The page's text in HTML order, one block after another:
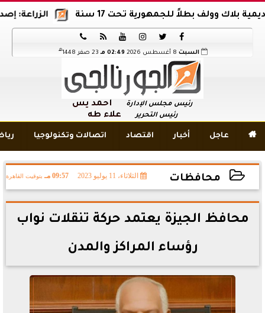
الزراعة: إصدار 12 ألف موافقة وتصريح بالمبيدات خلال 6 شهور وولف بطلاً للجمهورية تحت 17 سنة






السبت 02:49 مـ 23 صفر 1448 هـ
رئيس مجلس الإدارة أحمد يس
رئيس التحرير علاء طه
 عاجل أخبار اقتصاد اتصالات وتكنولوجيا
محافظات الثلاثاء، 11 يوليو 2023 09:57 مـ بتوقيت القاهرة
2023-07-11 21:57:27
محافظ الجيزة يعتمد حركة تنقلات نواب
رؤساء المراكز والمدن